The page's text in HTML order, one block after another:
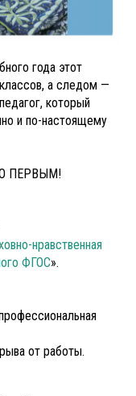
года этот
а следом —
который
и по-настоящему
ПЕРВЫМ!
нравственная
ФГОС».
от работы.